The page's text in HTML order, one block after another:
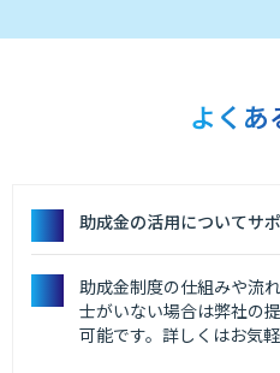
よくあ
助成金の活用についてサ
助成金制度の仕組みや流
士がいない場合は弊社の
可能です。詳しくはお気